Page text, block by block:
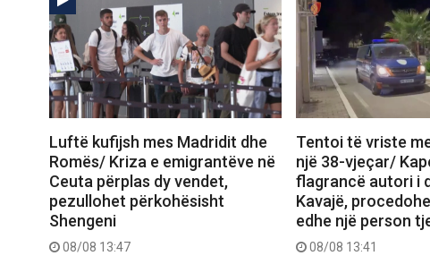
Luftë kufijsh mes Madridit dhe
Romës/ Kriza e emigrantëve në
Ceuta përplas dy vendet,
pezullohet përkohësisht
Shengeni
08/08 13:47
Tentoi të vriste
një 38-vjeçar/
flagrancë autori i
Kavajë,
edhe një person
08/08 13:41